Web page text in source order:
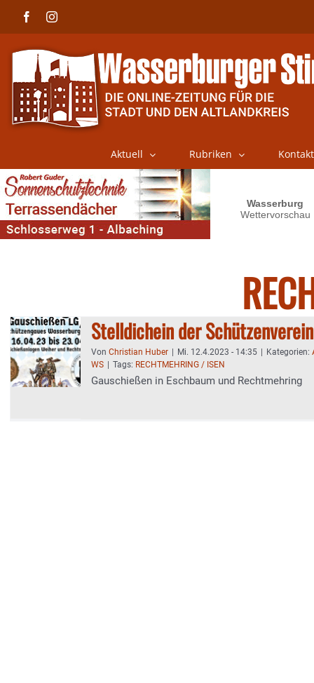
FacebookInstagram
Aktuell Rubriken Kontakt
Stelldichein der
Von Christian Huber Mi. 12.4.2023 - 14:35 Kategorien:
WS
Tags: RECHTMEHRING / ISEN
Gauschießen in Eschbaum und Rechtmehring